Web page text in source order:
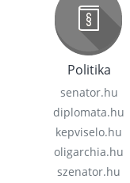
Politika
senator.hu
diplomata.hu
kepviselo.hu
oligarchia.hu
szenator.hu